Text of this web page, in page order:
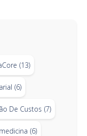
(13)
(6)
De Custos (7)
(6)